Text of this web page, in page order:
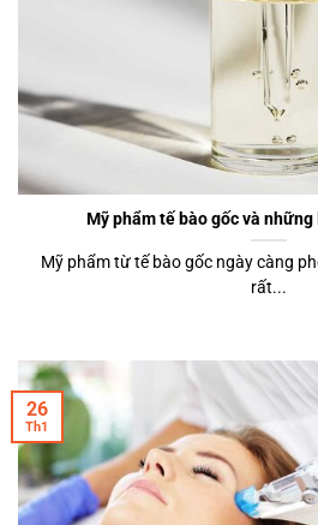
Mỹ phẩm tế bào gốc và
Mỹ phẩm từ tế bào gốc ngày càng
rất...
26
Th1